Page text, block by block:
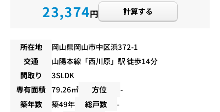
23,374円 計算する
所在地
岡山県岡山市中区浜372-1
交通
山陽本線 「西川原」駅 徒歩14分
間取り
3SLDK
専有面積 79.26㎡ 方位
-
築年数
築49年 総戸数
-